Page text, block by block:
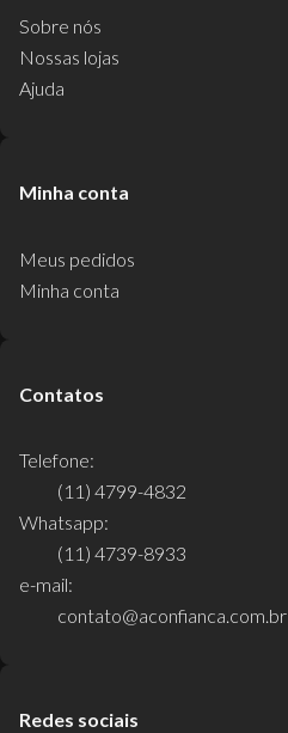
Sobre nós
Nossas lojas
Ajuda
Minha conta
Meus pedidos
Minha conta
Contatos
Telefone:
(11) 4799-4832
Whatsapp:
(11) 4739-8933
e-mail:
contato@aconfianca.com.br
Redes sociais